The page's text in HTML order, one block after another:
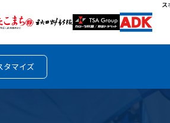
ス
タマイズ